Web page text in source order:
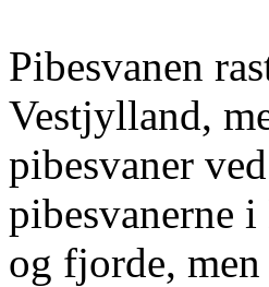
Pibesvanen
Vestjylland,
pibesvaner
pibesvanerne
og fjorde,